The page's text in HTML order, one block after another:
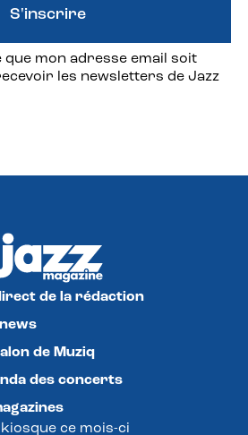
que mon adresse email soit
les newsletters de Jazz
S'inscrire
de la rédaction
de Muziq
des concerts
kiosque ce mois-ci